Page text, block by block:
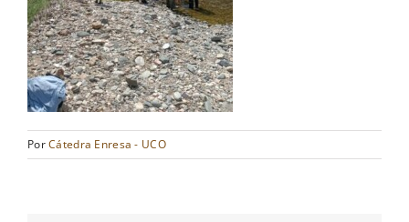
PorCátedra Enresa - UCO